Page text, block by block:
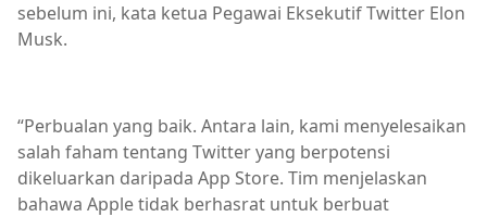
sebelum ini, kata ketua Pegawai Eksekutif Twitter Elon
Musk.
“Perbualan yang baik. Antara lain, kami menyelesaikan
salah faham tentang Twitter yang berpotensi
dikeluarkan daripada App Store. Tim menjelaskan
bahawa Apple tidak berhasrat untuk berbuat